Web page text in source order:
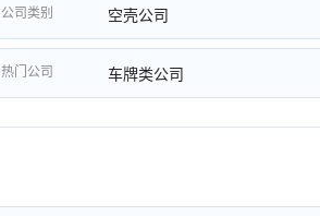
公司类别 空壳公司
热门公司 车牌类公司